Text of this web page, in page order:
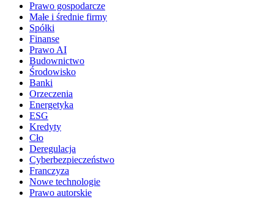
Prawo gospodarcze
Małe i średnie firmy
Spółki
Finanse
Prawo AI
Budownictwo
Środowisko
Banki
Orzeczenia
Energetyka
ESG
Kredyty
Cło
Deregulacja
Cyberbezpieczeństwo
Franczyza
Nowe technologie
Prawo autorskie